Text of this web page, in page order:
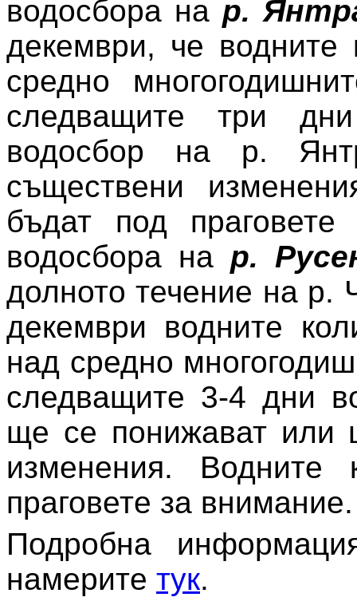
водосбора на р.
декември, че водните
средно
следващите три
водосбор на р.
съществени
бъдат под
водосбора на р.
долното течение на
декември водните
над средно
следващите 3-4 дни
ще се понижават или
изменения. Водните
праговете за внимание.
Подробна
намерите тук.